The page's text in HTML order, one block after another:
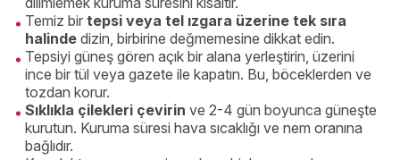
Temiz bir tepsi veya tel ızgara üzerine tek sıra
halinde dizin, birbirine değmemesine dikkat edin.
Tepsiyi güneş gören açık bir alana yerleştirin, üzerini
ince bir tül veya gazete ile kapatın. Bu, böceklerden ve
tozdan korur.
Sıklıkla çilekleri çevirin ve 2-4 gün boyunca güneşte
kurutun. Kuruma süresi hava sıcaklığı ve nem oranına
bağlıdır.